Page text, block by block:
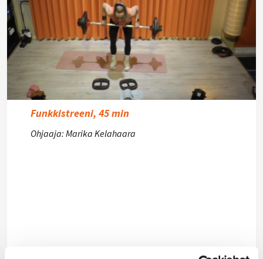
Funkkistreeni, 45 min
Ohjaaja: Marika Kelahaara